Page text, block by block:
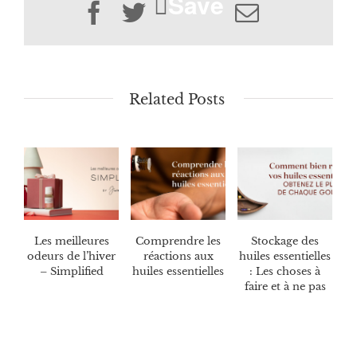
Facebook
Twitter Email
Related Posts
Les meilleures
odeurs de l’hiver
– Simplified
Comprendre les
réactions aux
huiles essentielles
Stockage des
huiles essentielles
: Les choses à
faire et à ne pas